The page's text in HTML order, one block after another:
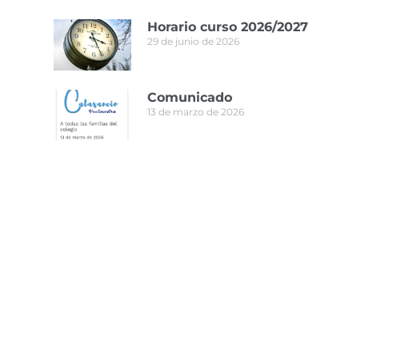
Horario curso 2026/2027
29 de junio de 2026
Comunicado
13 de marzo de 2026